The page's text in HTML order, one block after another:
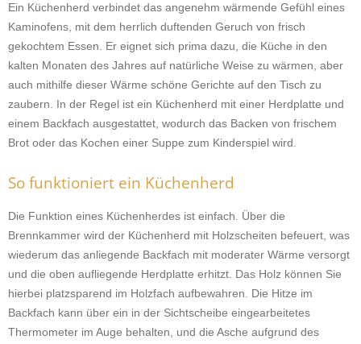
Ein Küchenherd verbindet das angenehm wärmende Gefühl eines
Kaminofens, mit dem herrlich duftenden Geruch von frisch
gekochtem Essen. Er eignet sich prima dazu, die Küche in den
kalten Monaten des Jahres auf natürliche Weise zu wärmen, aber
auch mithilfe dieser Wärme schöne Gerichte auf den Tisch zu
zaubern. In der Regel ist ein Küchenherd mit einer Herdplatte und
einem Backfach ausgestattet, wodurch das Backen von frischem
Brot oder das Kochen einer Suppe zum Kinderspiel wird.
So funktioniert ein Küchenherd
Die Funktion eines Küchenherdes ist einfach. Über die
Brennkammer wird der Küchenherd mit Holzscheiten befeuert, was
wiederum das anliegende Backfach mit moderater Wärme versorgt
und die oben aufliegende Herdplatte erhitzt. Das Holz können Sie
hierbei platzsparend im Holzfach aufbewahren. Die Hitze im
Backfach kann über ein in der Sichtscheibe eingearbeitetes
Thermometer im Auge behalten, und die Asche aufgrund des